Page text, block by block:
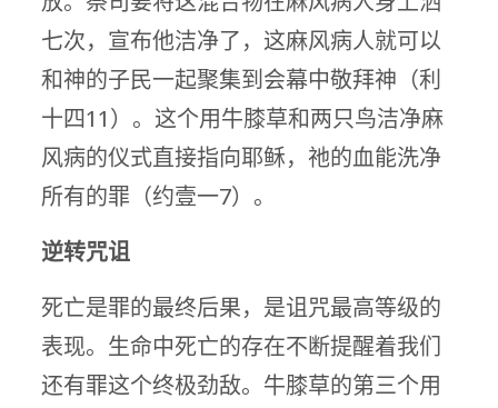
七次，宣布他洁净了，这麻风病人就可以
和神的子民一起聚集到会幕中敬拜神（利
十四11）。这个用牛膝草和两只鸟洁净麻
风病的仪式直接指向耶稣，祂的血能洗净
所有的罪（约壹一7）。
逆转咒诅
死亡是罪的最终后果，是诅咒最高等级的
表现。生命中死亡的存在不断提醒着我们
还有罪这个终极劲敌。牛膝草的第三个用